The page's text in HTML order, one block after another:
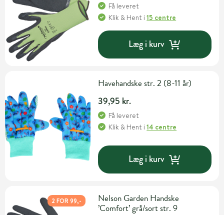
Få leveret
Klik & Hent i15 centre
Læg i kurv
Havehandske str. 2 (8-11 år)
39,95 kr.
Få leveret
Klik & Hent i14 centre
Læg i kurv
2 FOR 99,-
Nelson Garden Handske
’Comfort’ grå/sort str. 9